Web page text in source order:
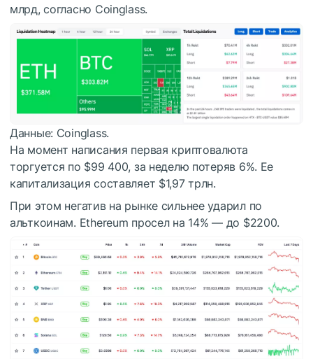
млрд, согласно Coinglass.
Данные: Coinglass.
На момент написания первая криптовалюта
торгуется по $99 400, за неделю потеряв 6%. Ее
капитализация составляет $1,97 трлн.
При этом негатив на рынке сильнее ударил по
альткоинам. Ethereum просел на 14% — до $2200.